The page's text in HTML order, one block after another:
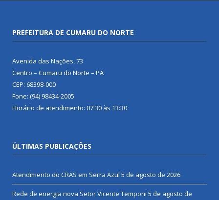
PREFEITURA DE CUMARU DO NORTE
Avenida das Nações, 73
Centro – Cumaru do Norte – PA
CEP: 68398-000
Fone: (94) 98434-2005
Horário de atendimento: 07:30 às 13:30
ÚLTIMAS PUBLICAÇÕES
Atendimento do CRAS em Serra Azul 5 de agosto de 2026
Rede de energia nova Setor Vicente Temponi 5 de agosto de